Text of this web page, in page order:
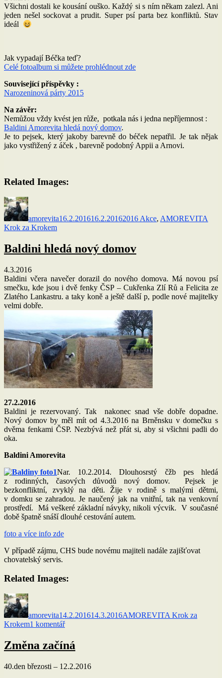
Všichni dostali ke kousání ouško. Každý si s ním někam zalezl. Ani
jeden nešel sockovat a prudit. Super psí parta bez konfliktů. Stav
ideál
Jak vypadají Béčka teď?
Celé fotoalbum si můžete prohlédnout zde
Související příspěvky :
Narozeninová párty 2015
Na závěr:
Nemůžou vždy kvést jen růže, potkala nás i jedna nepříjemnost :
Baldini Amorevita hledá nový domov.
Je to pejsek, který jakoby barevně do béček nepatřil. Je tak nějak
jako vystřižený z áček , barevně podobný Appii a Arnovi.
Related Images:
Autor:
amorevita16.2.201616.2.20162016 Akce, AMOREVITA
Krok za Krokem
Baldini hledá nový domov
4.3.2016
Baldini včera navečer dorazil do nového domova. Má novou psí
smečku, kde jsou i dvě fenky ČSP – Cukřenka Zlí Rů a Felicita ze
Zlatého Lankastru. a taky koně a ještě další p, podle nové majitelky
velmi dobře.
27.2.2016
Baldini je rezervovaný. Tak nakonec snad vše dobře dopadne.
Nový domov by měl mít od 4.3.2016 na Brněnsku v domečku s
dvěma fenkami ČSP. Nezbývá než přát si, aby si všichni padli do
oka.
Baldini Amorevita
Nar. 10.2.2014. Dlouhosrstý čžb pes hledá
z rodinných, časových důvodů nový domov. Pejsek je
bezkonfliktní, zvyklý na děti. Žije v rodině s malými dětmi,
v domku se zahradou. Je naučený jak na vnitřní, tak na venkovní
prostředí. Má veškeré základní návyky, nikoli výcvik. V současné
době špatně snáší dlouhé cestování autem.
foto a více info zde
V případě zájmu, CHS bude novému majiteli nadále zajišťovat
chovatelský servis.
Related Images:
Autor:
amorevita14.2.201614.3.2016AMOREVITA Krok za
Krokem1 komentářu
názvem
hledá
Změna začíná
40.den březosti – 12.2.2016